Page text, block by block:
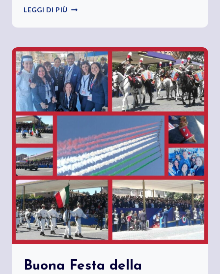
LEGGI DI PIÙ TUTTO
OBBEDISCE
Buona Festa della